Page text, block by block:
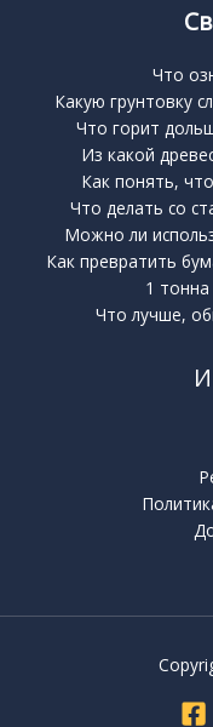
Что
Какую грунтовку
Что горит
Из какой
Как понять,
Что делать со
Можно ли
Как превратить
1 тонна
Что лучше,